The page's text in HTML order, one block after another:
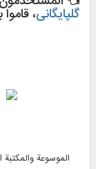
گلپایگانی،
الموسوعة والمكتبة